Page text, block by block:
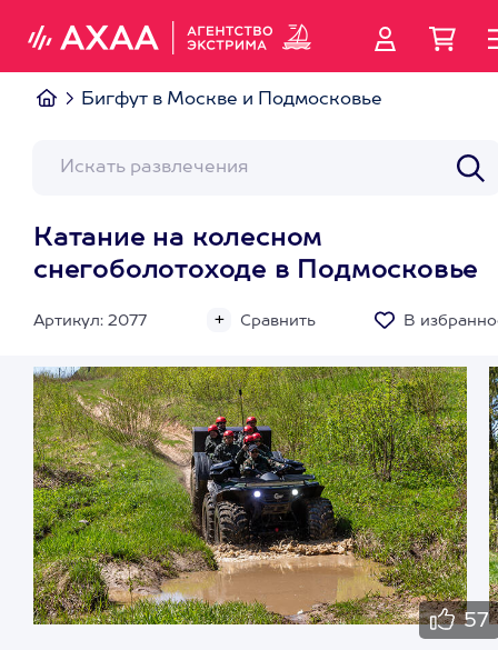
Бигфут в Москве и Подмосковье
Катание на колесном
снегоболотоходе в Подмосковье
Артикул: 2077 Сравнить В
57